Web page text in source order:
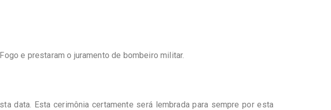
e prestaram o juramento de bombeiro militar.
data. Esta cerimônia certamente será lembrada para sempre por esta